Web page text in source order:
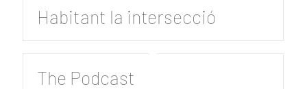
Habitant la intersecció
The Podcast